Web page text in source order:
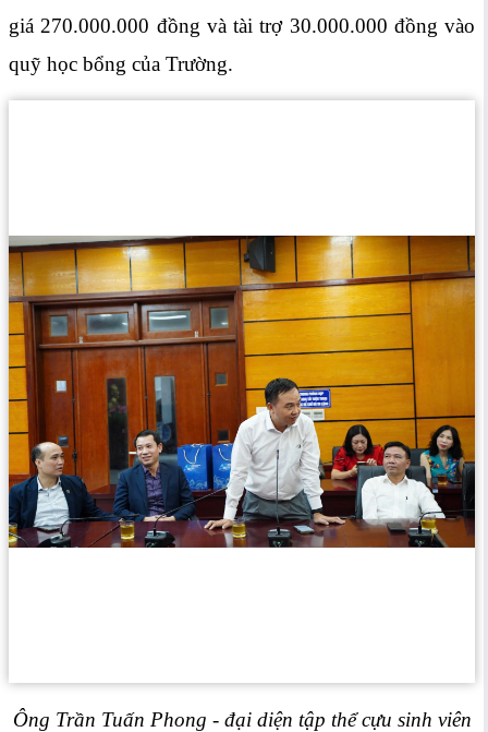
giá 270.000.000 đồng và tài trợ 30.000.000 đồng vào
quỹ học bổng của Trường.
Ông Trần Tuấn Phong - đại diện tập thể cựu sinh viên